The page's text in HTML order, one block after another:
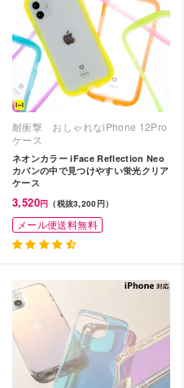
耐衝撃 おしゃれなiPhone 12Pro
ケース
ネオンカラー iFace Reflection Neo
カバンの中で見つけやすい蛍光クリア
ケース
3,520円 （税抜3,200円）
メール便送料無料